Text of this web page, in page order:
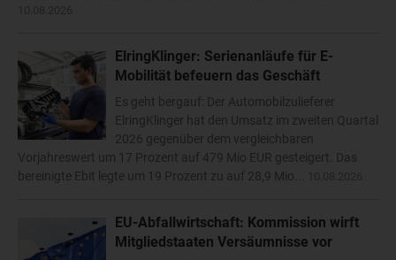
ElringKlinger: Serienanläufe für E-
Mobilität befeuern das Geschäft
Es geht bergauf: Der Automobilzulieferer
ElringKlinger hat den Umsatz im zweiten Quartal
2026 gegenüber dem vergleichbaren
Vorjahreswert um 17 Prozent auf 479 Mio EUR gesteigert. Das
bereinigte Ebit legte um 19 Prozent zu auf 28,9 Mio...
EU-Abfallwirtschaft: Kommission wirft
Mitgliedstaaten Versäumnisse vor